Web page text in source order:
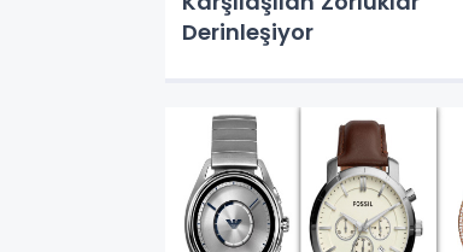
Derinleşiyor